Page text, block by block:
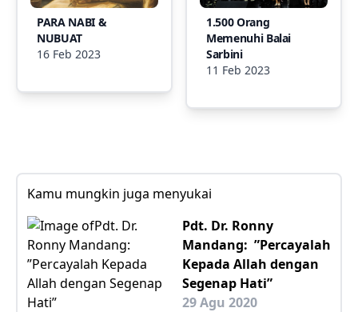
PARA NABI &
NUBUAT
16 Feb 2023
1.500 Orang
Memenuhi Balai
Sarbini
11 Feb 2023
Kamu mungkin juga menyukai
Pdt. Dr. Ronny
Mandang: ”Percayalah
Kepada Allah dengan
Segenap Hati”
29 Agu 2020